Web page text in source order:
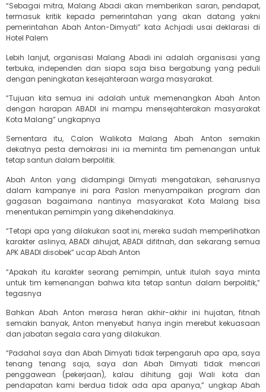
“Sebagai mitra, Malang Abadi akan memberikan saran, pendapat,
termasuk kritik kepada pemerintahan yang akan datang yakni
pemerintahan Abah Anton-Dimyati” kata Achjadi usai deklarasi di
Hotel Palem
Lebih lanjut, organisasi Malang Abadi ini adalah organisasi yang
terbuka, independen dan siapa saja bisa bergabung yang peduli
dengan peningkatan kesejahteraan warga masyarakat.
“Tujuan kita semua ini adalah untuk memenangkan Abah Anton
dengan harapan ABADI ini mampu mensejahterakan masyarakat
Kota Malang” ungkapnya
Sementara itu, Calon Walikota Malang Abah Anton semakin
dekatnya pesta demokrasi ini ia meminta tim pemenangan untuk
tetap santun dalam berpolitik.
Abah Anton yang didampingi Dimyati mengatakan, seharusnya
dalam kampanye ini para Paslon menyampaikan program dan
gagasan bagaimana nantinya masyarakat Kota Malang bisa
menentukan pemimpin yang dikehendakinya.
“Tetapi apa yang dilakukan saat ini, mereka sudah memperlihatkan
karakter aslinya, ABADI dihujat, ABADI difitnah, dan sekarang semua
APK ABADI disobek” ucap Abah Anton
“Apakah itu karakter seorang pemimpin, untuk itulah saya minta
untuk tim kemenangan bahwa kita tetap santun dalam berpolitik,”
tegasnya
Bahkan Abah Anton merasa heran akhir-akhir ini hujatan, fitnah
semakin banyak, Anton menyebut hanya ingin merebut kekuasaan
dan jabatan segala cara yang dilakukan.
“Padahal saya dan Abah Dimyati tidak terpengaruh apa apa, saya
tenang tenang saja, saya dan Abah Dimyati tidak mencari
penggawean (pekerjaan), kalau dihitung gaji Wali kota dan
pendapatan kami berdua tidak ada apa apanya,” ungkap Abah